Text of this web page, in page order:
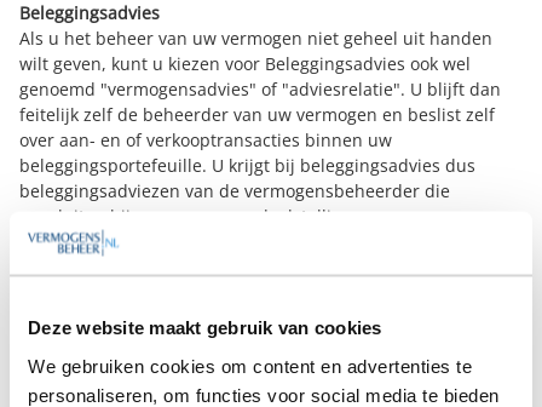
Deze website maakt gebruik van cookies
We gebruiken cookies om content en advertenties te
personaliseren, om functies voor social media te bieden
Beleggingsadvies
Als u het beheer van uw vermogen niet geheel uit handen
wilt geven, kunt u kiezen voor Beleggingsadvies ook wel
genoemd "vermogensadvies" of "adviesrelatie". U blijft dan
feitelijk zelf de beheerder van uw vermogen en beslist zelf
over aan- en of verkooptransacties binnen uw
beleggingsportefeuille. U krijgt bij beleggingsadvies dus
beleggingsadviezen van de vermogensbeheerder die
aansluiten bij uw wensen en doelstellingen.
Execution Only
beleggingen aan- en verkoopt en beheert.
Vooral bij grotere vermogens wordt nogal eens gekozen om
het vermogen te spreiden over meerdere